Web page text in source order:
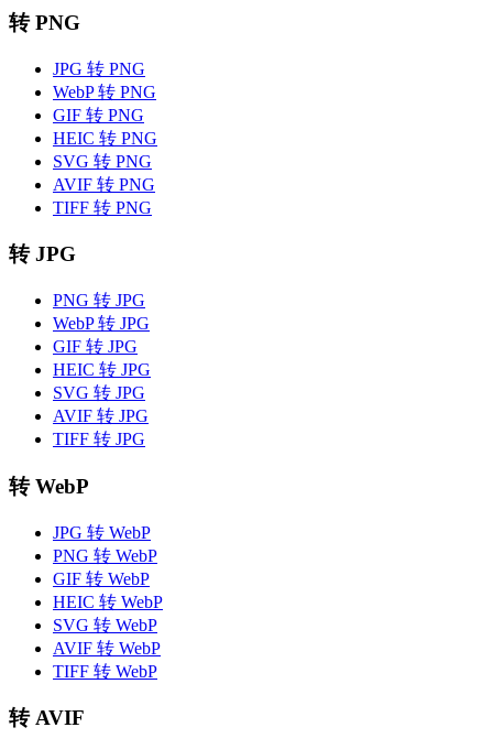
转 PNG
JPG 转 PNG
WebP 转 PNG
GIF 转 PNG
HEIC 转 PNG
SVG 转 PNG
AVIF 转 PNG
TIFF 转 PNG
转 JPG
PNG 转 JPG
WebP 转 JPG
GIF 转 JPG
HEIC 转 JPG
SVG 转 JPG
AVIF 转 JPG
TIFF 转 JPG
转 WebP
JPG 转 WebP
PNG 转 WebP
GIF 转 WebP
HEIC 转 WebP
SVG 转 WebP
AVIF 转 WebP
TIFF 转 WebP
转 AVIF